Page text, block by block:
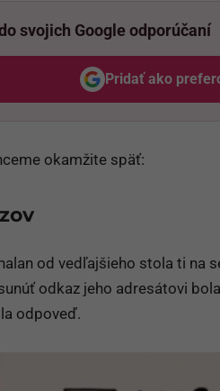
svojich Google odporúčaní
Pridať ako
okamžite späť:
od vedľajšieho stola ti na
odkaz jeho adresátovi
odpoveď.